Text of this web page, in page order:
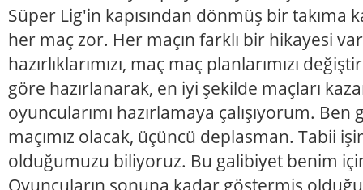
Süper Lig'in kapısından dönmüş bir takıma
her maç zor. Her maçın farklı bir hikayesi
hazırlıklarımızı, maç maç planlarımızı
göre hazırlanarak, en iyi şekilde maçları
oyuncularımı hazırlamaya çalışıyorum.
maçımız olacak, üçüncü deplasman. Tabii
olduğumuzu biliyoruz. Bu galibiyet benim
Oyuncuların sonuna kadar göstermiş